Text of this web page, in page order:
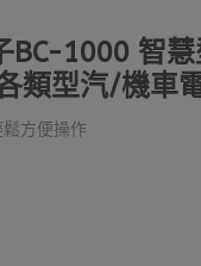
BC-1000 智
類型汽/機車
方便操作